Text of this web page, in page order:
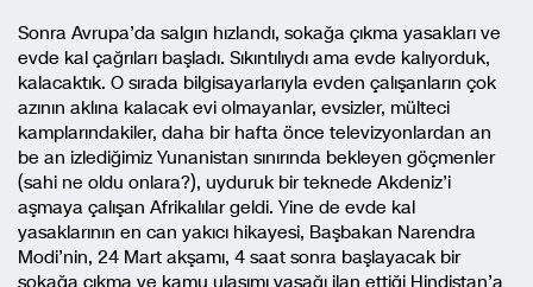
Sonra Avrupa’da salgın hızlandı, sokağa çıkma yasakları ve
evde kal çağrıları başladı. Sıkıntılıydı ama evde kalıyorduk,
kalacaktık. O sırada bilgisayarlarıyla evden çalışanların çok
azının aklına kalacak evi olmayanlar, evsizler, mülteci
kamplarındakiler, daha bir hafta önce televizyonlardan an
be an izlediğimiz Yunanistan sınırında bekleyen göçmenler
(sahi ne oldu onlara?), uyduruk bir teknede Akdeniz’i
aşmaya çalışan Afrikalılar geldi. Yine de evde kal
yasaklarının en can yakıcı hikayesi, Başbakan Narendra
Modi’nin, 24 Mart akşamı, 4 saat sonra başlayacak bir